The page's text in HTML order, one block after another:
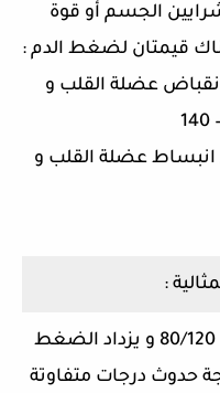
الجسم أو قوة
قيمتان لضغط الدم :
عضلة القلب و
انبساط عضلة القلب و
:
80/120 و يزداد الضغط
حدوث درجات متفاوتة